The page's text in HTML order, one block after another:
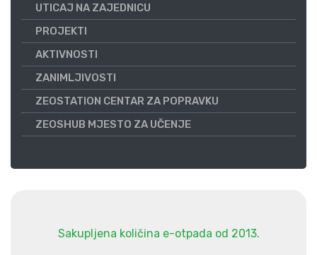
UTICAJ NA ZAJEDNICU
PROJEKTI
AKTIVNOSTI
ZANIMLJIVOSTI
ZEOSTATION CENTAR ZA POPRAVKU
ZEOSHUB MJESTO ZA UČENJE
Sakupljena količina e-otpada od 2013.